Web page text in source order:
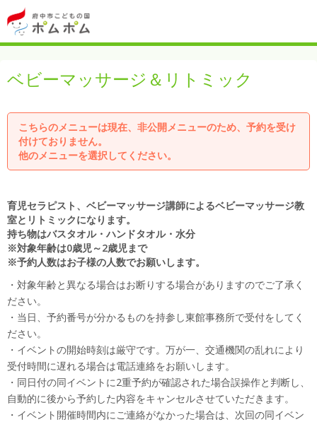
ベビーマッサージ＆リトミック
こちらのメニューは現在、非公開メニューのため、予約を受け
付けておりません。
他のメニューを選択してください。
育児セラピスト、ベビーマッサージ講師によるベビーマッサージ教
室とリトミックになります。
持ち物はバスタオル・ハンドタオル・水分
※対象年齢は0歳児～2歳児まで
※予約人数はお子様の人数でお願いします。
・対象年齢と異なる場合はお断りする場合がありますのでご了承く
ださい。
・当日、予約番号が分かるものを持参し東館事務所で受付をしてく
ださい。
・イベントの開始時刻は厳守です。万が一、交通機関の乱れにより
受付時間に遅れる場合は電話連絡をお願いします。
・同日付の同イベントに2重予約が確認された場合誤操作と判断し、
自動的に後から予約した内容をキャンセルさせていただきます。
・イベント開催時間内にご連絡がなかった場合は、次回の同イベン